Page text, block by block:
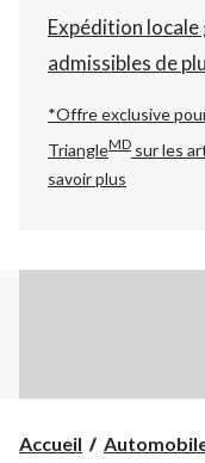
Expédition
admissibles de
*Offre exclusive
TriangleMD sur les
savoir plus
Accueil